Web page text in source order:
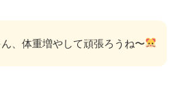
、体重増やして頑張ろうね〜